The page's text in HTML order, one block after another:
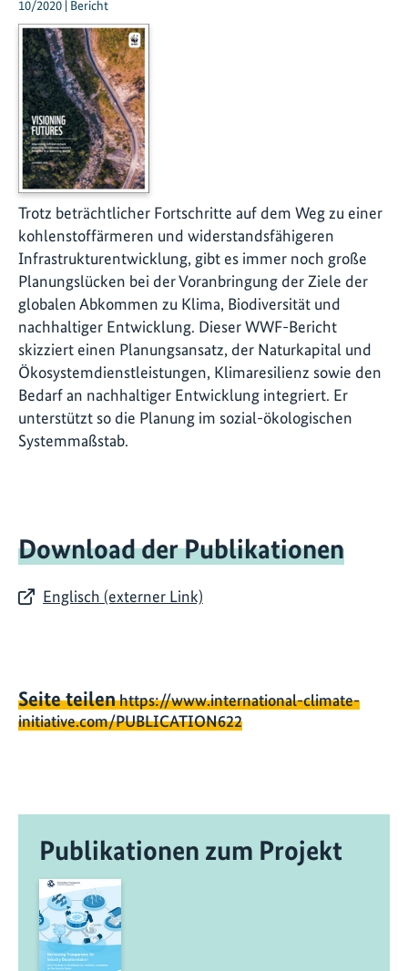
10/2020 | Bericht
Trotz beträchtlicher Fortschritte auf dem Weg zu einer
kohlenstoffärmeren und widerstandsfähigeren
Infrastrukturentwicklung, gibt es immer noch große
Planungslücken bei der Voranbringung der Ziele der
globalen Abkommen zu Klima, Biodiversität und
nachhaltiger Entwicklung. Dieser WWF-Bericht
skizziert einen Planungsansatz, der Naturkapital und
Ökosystemdienstleistungen, Klimaresilienz sowie den
Bedarf an nachhaltiger Entwicklung integriert. Er
unterstützt so die Planung im sozial-ökologischen
Systemmaßstab.
Download der Publikationen
Englisch (externer Link)
Seite teilenhttps://www.international-climate-
initiative.com/PUBLICATION622
Publikationen zum Projekt